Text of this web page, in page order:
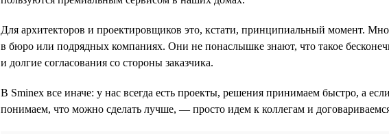
Для архитекторов и проектировщиков это, кстати, принципиальный момент.
в бюро или подрядных компаниях. Они не понаслышке знают, что такое
и долгие согласования со стороны заказчика.
В Sminex все иначе: у нас всегда есть проекты, решения принимаем быстро, а
понимаем, что можно сделать лучше, — просто идем к коллегам и